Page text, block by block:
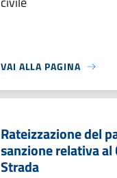
VAI ALLA PAGINA
Rateizzazione del
sanzione relativa al
Strada